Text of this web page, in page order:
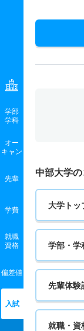
学部
学科
オー
キャン
先輩
学費
就職
資格
偏差値
入試
中部大学
大学トッ
学部・学
先輩体験
就職・資